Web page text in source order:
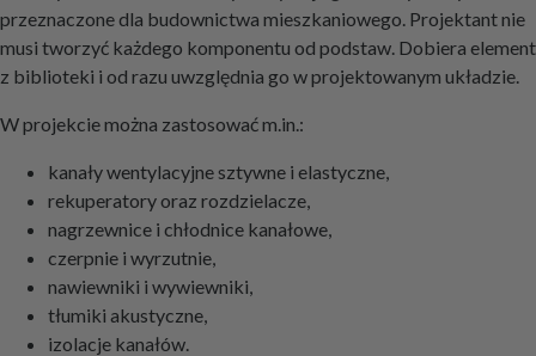
przeznaczone dla budownictwa mieszkaniowego. Projektant nie
musi tworzyć każdego komponentu od podstaw. Dobiera element
z biblioteki i od razu uwzględnia go w projektowanym układzie.
W projekcie można zastosować m.in.:
kanały wentylacyjne sztywne i elastyczne,
rekuperatory oraz rozdzielacze,
nagrzewnice i chłodnice kanałowe,
czerpnie i wyrzutnie,
nawiewniki i wywiewniki,
tłumiki akustyczne,
izolacje kanałów.